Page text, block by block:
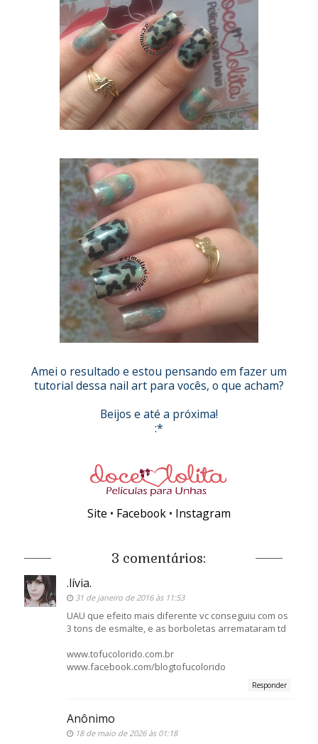
Amei o resultado e estou pensando em fazer um
tutorial dessa nail art para vocês, o que acham?
Beijos e até a próxima!
:*
Site • Facebook• Instagram
3 comentários:
.lívia.
31 de janeiro de 2016 às 11:53
UAU que efeito mais diferente vc conseguiu com os
3 tons de esmalte, e as borboletas arremataram td
www.tofucolorido.com.br
www.facebook.com/blogtofucolorido
Responder
Anônimo
18 de maio de 2026 às 01:18